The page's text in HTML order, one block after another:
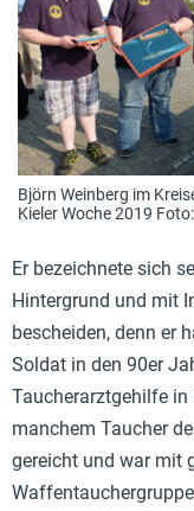
Björn Weinberg im
Kieler Woche 2019
Er bezeichnete sich
Hintergrund und mit
bescheiden, denn er
Soldat in den 90er
Taucherarztgehilfe
manchem Taucher
gereicht und war mit